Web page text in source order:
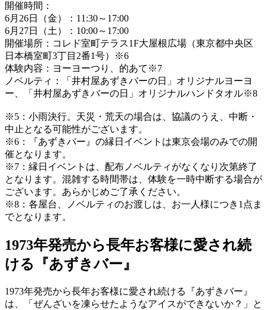
開催時間：
6月26日（金）：11:30～17:00
6月27日（土）：10:00～17:00
開催場所：コレド室町テラス1F大屋根広場（東京都中央区
日本橋室町3丁目2番1号）※6
体験内容：ヨーヨーつり、的あて※7
ノベルティ：「井村屋あずきバーの日」オリジナルヨーヨ
ー、「井村屋あずきバーの日」オリジナルハンドタオル※8
※5：小雨決行。天災・荒天の場合は、協議のうえ、中断・
中止となる可能性がございます。
※6：『あずきバー』の縁日イベントは東京会場のみでの開
催となります。
※7：縁日イベントは、配布ノベルティがなくなり次第終了
となります。混雑する時間帯は、体験を一時中断する場合が
ございます。あらかじめご了承ください。
※8：各屋台、ノベルティのお渡しは、お一人様につき1点ま
でとなります。
1973年発売から長年お客様に愛され続
ける『あずきバー』
1973年発売から長年お客様に愛され続ける『あずきバー』
は、「ぜんざいを凍らせたようなアイスができないか？」と